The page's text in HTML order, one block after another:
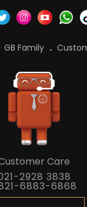
GB Family
Care
2928 3838
6883-6868